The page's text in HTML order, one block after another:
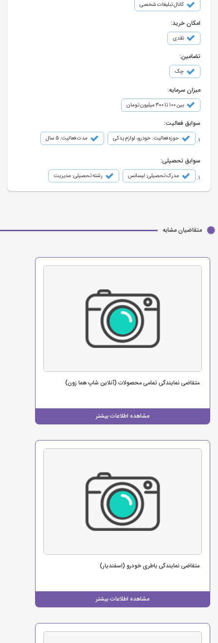
کانال تبلیغات شخصی
امکان خرید:
نقدی
تضامین:
چک
میزان سرمایه:
بین ۱۰۰ تا ۳۰۰ میلیون تومان
سوابق فعالیت:
حوزه فعالیت: خودرو، لوازم یدکی مدت فعالیت: 5 سال
سوابق تحصیلی:
مدرک تحصیلی: لیسانس رشته تحصیلی: مدیریت
متقاضیان مشابه
مشاهده اطلاعات بیشتر
متقاضی نمایندگی تمامی محصولات (آنلاین شاپ هما زون)
مشاهده اطلاعات بیشتر
متقاضی نمایندگی باطری خودرو (اسفندیار)